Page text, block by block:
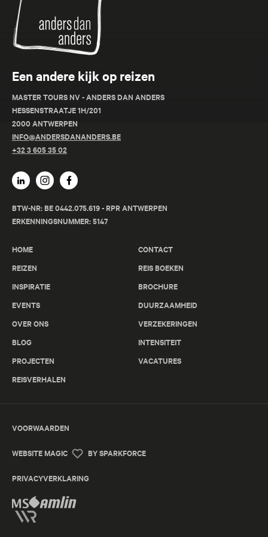
Een andere kijk op reizen
MASTER TOURS NV - ANDERS DAN ANDERS
HESSENSTRAATJE 1H/201
2000 ANTWERPEN
INFO@ANDERSDANANDERS.BE
+32 3 605 35 02
BTW-NR: BE 0442.075.619 - RPR ANTWERPEN
ERKENNINGSNUMMER: 5147
HOME
REIZEN
INSPIRATIE
EVENTS
OVER ONS
BLOG
PROJECTEN
REISVERHALEN
CONTACT
REIS BOEKEN
BROCHURE
DUURZAAMHEID
VERZEKERINGEN
INTENSITEIT
VACATURES
VOORWAARDEN
WEBSITE MAGIC BY SPARKFORCE
PRIVACYVERKLARING